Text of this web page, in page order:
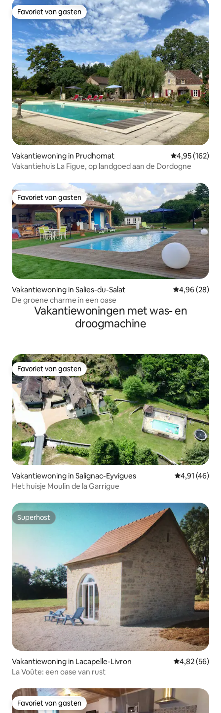
Favoriet van gasten
Favoriet van gasten
Vakantiewoning in Prudhomat Gemiddelde
4,95 (162)
Vakantiehuis La Figue, op landgoed aan de Dordogne
Favoriet van gasten
Favoriet van gasten
Vakantiewoning in Salies-du-Salat Gemiddelde
4,96 (28)
De groene charme in een oase
Vakantiewoningen met was- en
droogmachine
Favoriet van gasten
Favoriet van gasten
Vakantiewoning in Salignac-Eyvigues Gemiddelde
4,91 (46)
Het huisje Moulin de la Garrigue
Superhost
Superhost
Vakantiewoning in Lacapelle-Livron Gemiddelde
4,82 (56)
La Voûte: een oase van rust
Favoriet van gasten
Favoriet van gasten